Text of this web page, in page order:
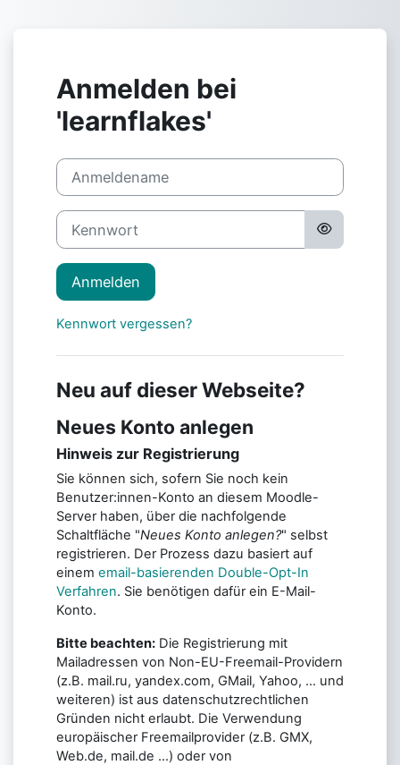
Anmelden bei
'learnflakes'
Anmeldename
Kennwort
Anmelden
Kennwort vergessen?
Neu auf dieser Webseite?
Neues Konto anlegen
Hinweis zur Registrierung
Sie können sich, sofern Sie noch kein
Benutzer:innen-Konto an diesem Moodle-
Server haben, über die nachfolgende
Schaltfläche "Neues Konto anlegen?" selbst
registrieren. Der Prozess dazu basiert auf
einem email-basierenden Double-Opt-In
Verfahren. Sie benötigen dafür ein E-Mail-
Konto.
Bitte beachten: Die Registrierung mit
Mailadressen von Non-EU-Freemail-Providern
(z.B. mail.ru, yandex.com, GMail, Yahoo, ... und
weiteren) ist aus datenschutzrechtlichen
Gründen nicht erlaubt. Die Verwendung
europäischer Freemailprovider (z.B. GMX,
Web.de, mail.de ...) oder von